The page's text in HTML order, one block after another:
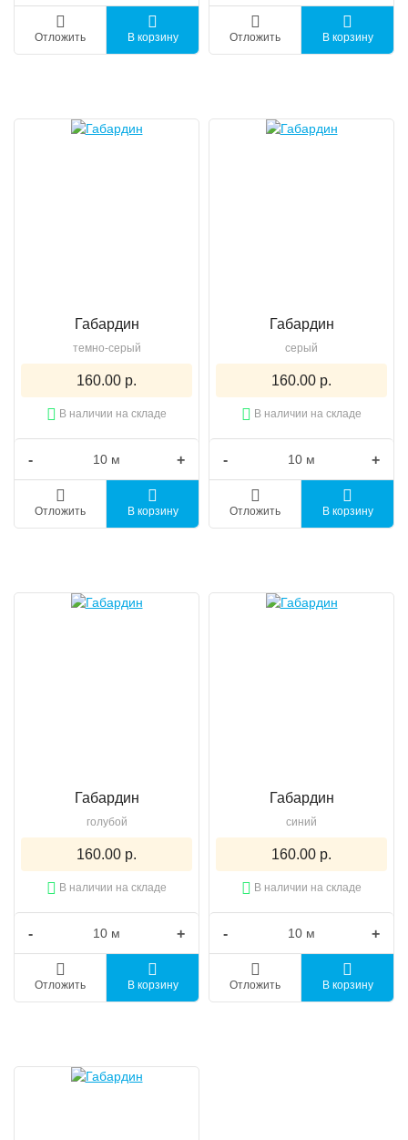
Отложить В корзину Отложить В корзину
Габардин
темно-серый
160.00 р.
В наличии на складе
- +
Отложить В корзину
Габардин
серый
160.00 р.
В наличии на складе
- +
Отложить В корзину
Габардин
голубой
160.00 р.
В наличии на складе
- +
Отложить В корзину
Габардин
синий
160.00 р.
В наличии на складе
- +
Отложить В корзину